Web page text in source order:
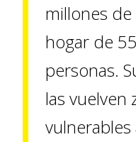
millones de
hogar de
personas.
las vuelven
vulnerables